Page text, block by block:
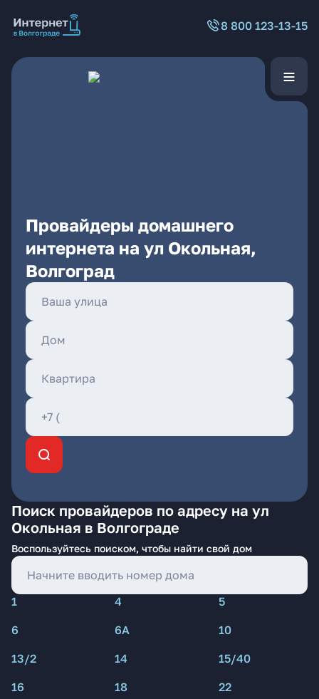
8 800 123-13-15
Провайдеры домашнего
интернета на ул Окольная,
Волгоград
Поиск провайдеров по адресу на ул
Окольная в Волгограде
Воспользуйтесь поиском, чтобы найти свой дом
1 4
5
6
6А
10
13/2
14
15/40
16
18
22